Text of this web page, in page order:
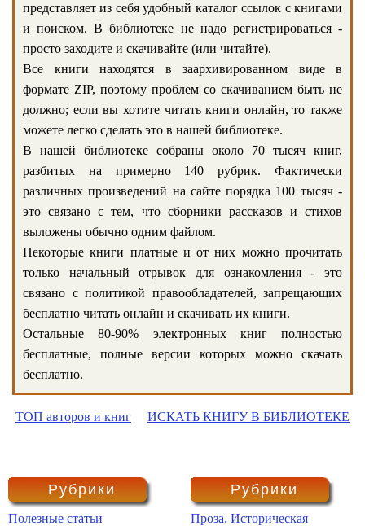
представляет из себя удобный каталог ссылок с книгами
и поиском. В библиотеке не надо регистрироваться -
просто заходите и скачивайте (или читайте).
Все книги находятся в заархивированном виде в
формате ZIP, поэтому проблем со скачиванием быть не
должно; если вы хотите читать книги онлайн, то также
можете легко сделать это в нашей библиотеке.
В нашей библиотеке собраны около 70 тысяч книг,
разбитых на примерно 140 рубрик. Фактически
различных произведений на сайте порядка 100 тысяч -
это связано с тем, что сборники рассказов и стихов
выложены обычно одним файлом.
Некоторые книги платные и от них можно прочитать
только начальный отрывок для ознакомления - это
связано с политикой правообладателей, запрещающих
бесплатно читать онлайн и скачивать их книги.
Остальные 80-90% электронных книг полностью
бесплатные, полные версии которых можно скачать
бесплатно.
ТОП авторов и книг ИСКАТЬ КНИГУ В БИБЛИОТЕКЕ
Рубрики
Полезные статьи
Рубрики
Проза. Историческая